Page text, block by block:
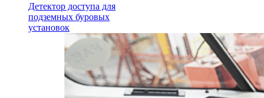
Детектор доступа для
подземных буровых
установок